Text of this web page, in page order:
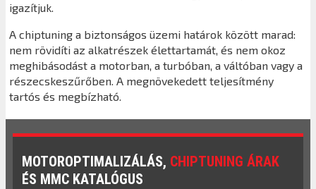
igazítjuk.
A chiptuning a biztonságos üzemi határok között marad:
nem rövidíti az alkatrészek élettartamát, és nem okoz
meghibásodást a motorban, a turbóban, a váltóban vagy a
részecskeszűrőben. A megnövekedett teljesítmény
tartós és megbízható.
MOTOROPTIMALIZÁLÁS, CHIPTUNING ÁRAK
ÉS MMC KATALÓGUS